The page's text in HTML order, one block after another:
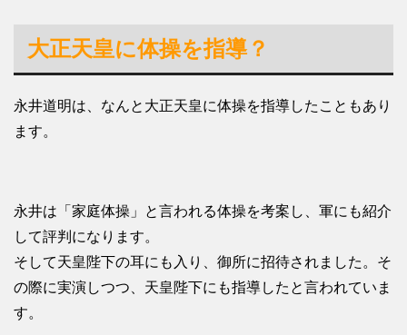
大正天皇に体操を指導？
永井道明は、なんと大正天皇に体操を指導したこともあり
ます。
永井は「家庭体操」と言われる体操を考案し、軍にも紹介
して評判になります。
そして天皇陛下の耳にも入り、御所に招待されました。そ
の際に実演しつつ、天皇陛下にも指導したと言われていま
す。